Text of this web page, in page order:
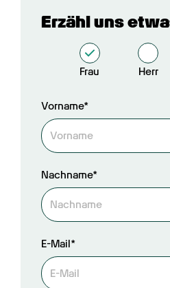
Erzähl uns
Frau Herr
Vorname*
Nachname*
E-Mail*